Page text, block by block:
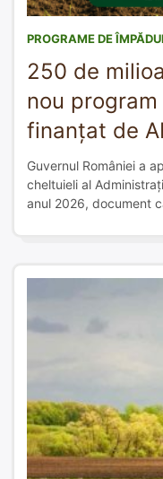
PROGRAME DE
250 de
nou
finanțat de
Guvernul României a
cheltuieli al
anul 2026, document
protecția fondului